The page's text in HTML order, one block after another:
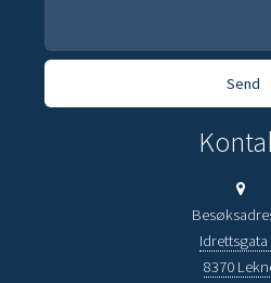
Idrettsgata
8370